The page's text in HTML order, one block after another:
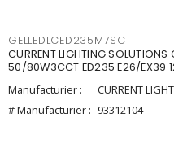
GELLEDLCED235M7SC
CURRENT LIGHTING SOLUTIONS
50/80W3CCT ED235 E26/EX39
Manufacturier :
CURRENT
# Manufacturier : 93312104